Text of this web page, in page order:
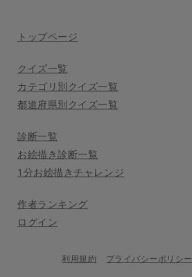
トップページ
クイズ一覧
カテゴリ別クイズ一覧
都道府県別クイズ一覧
診断一覧
お絵描き診断一覧
1分お絵描きチャレンジ
作者ランキング
ログイン
利用規約 プライバシーポリシー